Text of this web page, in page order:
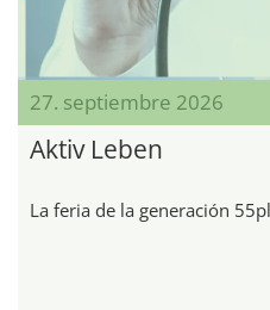
27. septiembre 2026
Aktiv Leben
La feria de la generación